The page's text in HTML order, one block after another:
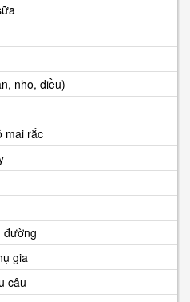
nho, điều)
mai rắc
đường
gia
câu